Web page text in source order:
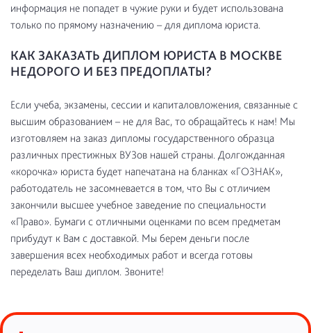
информация не попадет в чужие руки и будет использована
только по прямому назначению – для диплома юриста.
КАК ЗАКАЗАТЬ ДИПЛОМ ЮРИСТА В МОСКВЕ
НЕДОРОГО И БЕЗ ПРЕДОПЛАТЫ?
Если учеба, экзамены, сессии и капиталовложения, связанные с
высшим образованием – не для Вас, то обращайтесь к нам! Мы
изготовляем на заказ дипломы государственного образца
различных престижных ВУЗов нашей страны. Долгожданная
«корочка» юриста будет напечатана на бланках «ГОЗНАК»,
работодатель не засомневается в том, что Вы с отличием
закончили высшее учебное заведение по специальности
«Право». Бумаги с отличными оценками по всем предметам
прибудут к Вам с доставкой. Мы берем деньги после
завершения всех необходимых работ и всегда готовы
переделать Ваш диплом. Звоните!